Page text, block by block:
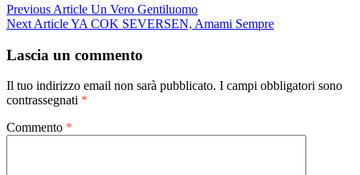
Navigazione
articoli
Previous Article Un Vero Gentiluomo
Next ArticleYA COK SEVERSEN, Amami Sempre
Lascia un commento
Il tuo indirizzo email non sarà pubblicato. I campi obbligatori sono
contrassegnati *
Commento *